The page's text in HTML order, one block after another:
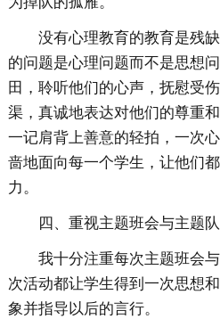
没有心理教育的教育是残
的问题是心理问题而不是思想
田，聆听他们的心声，抚慰受
渠，真诚地表达对他们的尊重
一记肩背上善意的轻拍，一次
啬地面向每一个学生，让他们
力。
四、重视主题班会与主题队
我十分注重每次主题班会
次活动都让学生得到一次思想
象并指导以后的言行。